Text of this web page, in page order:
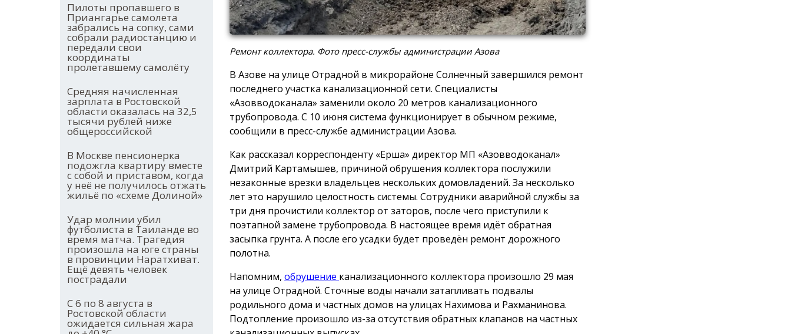
Пилоты пропавшего в
Приангарье самолета
забрались на сопку, сами
собрали радиостанцию и
передали свои
координаты
пролетавшему самолёту
Средняя начисленная
зарплата в Ростовской
области оказалась на 32,5
тысячи рублей ниже
общероссийской
В Москве пенсионерка
подожгла квартиру вместе
с собой и приставом, когда
у неё не получилось отжать
жильё по «схеме Долиной»
Удар молнии убил
футболиста в Таиланде во
время матча. Трагедия
произошла на юге страны
в провинции Наратхиват.
Ещё девять человек
пострадали
С 6 по 8 августа в
Ростовской области
ожидается сильная жара
Ремонт коллектора. Фото пресс-службы администрации Азова
В Азове на улице Отрадной в микрорайоне Солнечный завершился ремонт
последнего участка канализационной сети. Специалисты
«Азовводоканала» заменили около 20 метров канализационного
трубопровода. С 10 июня система функционирует в обычном режиме,
сообщили в пресс-службе администрации Азова.
Как рассказал корреспонденту «Ерша» директор МП «Азовводоканал»
Дмитрий Картамышев, причиной обрушения коллектора послужили
незаконные врезки владельцев нескольких домовладений. За несколько
лет это нарушило целостность системы. Сотрудники аварийной службы за
три дня прочистили коллектор от заторов, после чего приступили к
поэтапной замене трубопровода. В настоящее время идёт обратная
засыпка грунта. А после его усадки будет проведён ремонт дорожного
полотна.
Напомним, обрушение канализационного коллектора произошло 29 мая
на улице Отрадной. Сточные воды начали затапливать подвалы
родильного дома и частных домов на улицах Нахимова и Рахманинова.
Подтопление произошло из-за отсутствия обратных клапанов на частных